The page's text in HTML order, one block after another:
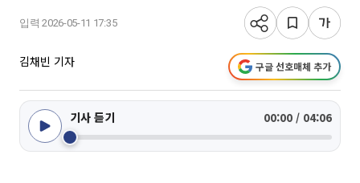
입력 2026-05-11 17:35
김채빈 기자 구글 선호매체 추가
기사 듣기 00:00 / 04:06